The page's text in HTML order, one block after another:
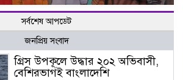
সর্বশেষ আপডেট
জনপ্রিয় সংবাদ
গ্রিস উপকূলে উদ্ধার ২০২ অভিবাসী,
বেশিরভাগই বাংলাদেশি